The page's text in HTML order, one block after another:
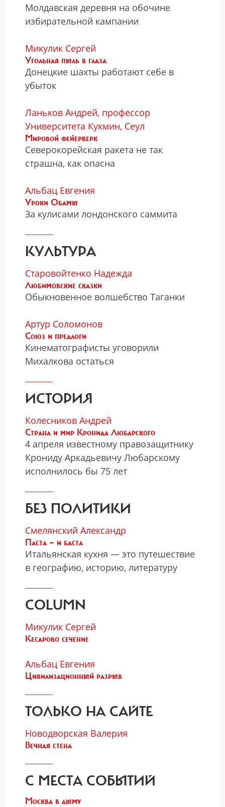
Молдавская деревня на обочине
избирательной кампании
Микулик Сергей
Угольная пыль в глаза
Донецкие шахты работают себе в
убыток
Ланьков Андрей, профессор
Университета Кукмин, Сеул
Мировой фейерверк
Северокорейская ракета не так
страшна, как опасна
Альбац Евгения
Уроки Обамы
За кулисами лондонского саммита
КУЛЬТУРА
Старовойтенко Надежда
Любимовские сказки
Обыкновенное волшебство Таганки
Артур Соломонов
Союз и предлоги
Кинематографисты уговорили
Михалкова остаться
ИСТОРИЯ
Колесников Андрей
Страна и мир Кронида Любарского
4 апреля известному правозащитнику
Крониду Аркадьевичу Любарскому
исполнилось бы 75 лет
БЕЗ ПОЛИТИКИ
Смелянский Александр
Паста — и баста
Итальянская кухня — это путешествие
в географию, историю, литературу
COLUMN
Микулик Сергей
Кесарово сечение
Альбац Евгения
Цивилизационный разрыв
ТОЛЬКО НА САЙТЕ
Новодворская Валерия
Вечная стена
С МЕСТА СОБЫТИЙ
Москва в дыму